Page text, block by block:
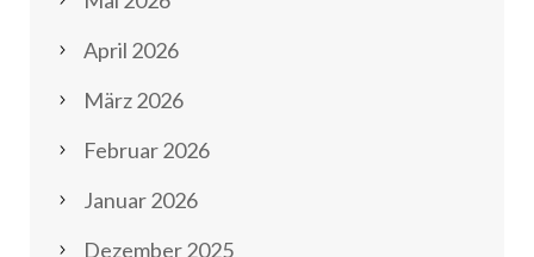
April 2026
März 2026
Februar 2026
Januar 2026
Dezember 2025